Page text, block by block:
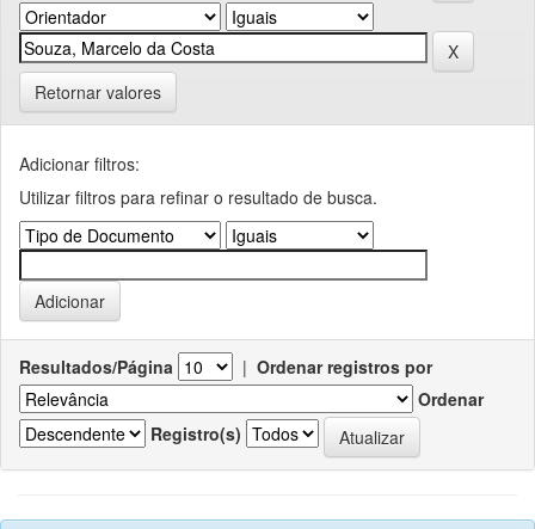
Retornar valores
Adicionar filtros:
Utilizar filtros para refinar o resultado de busca.
Resultados/Página | Ordenar registros por
Ordenar
Registro(s)